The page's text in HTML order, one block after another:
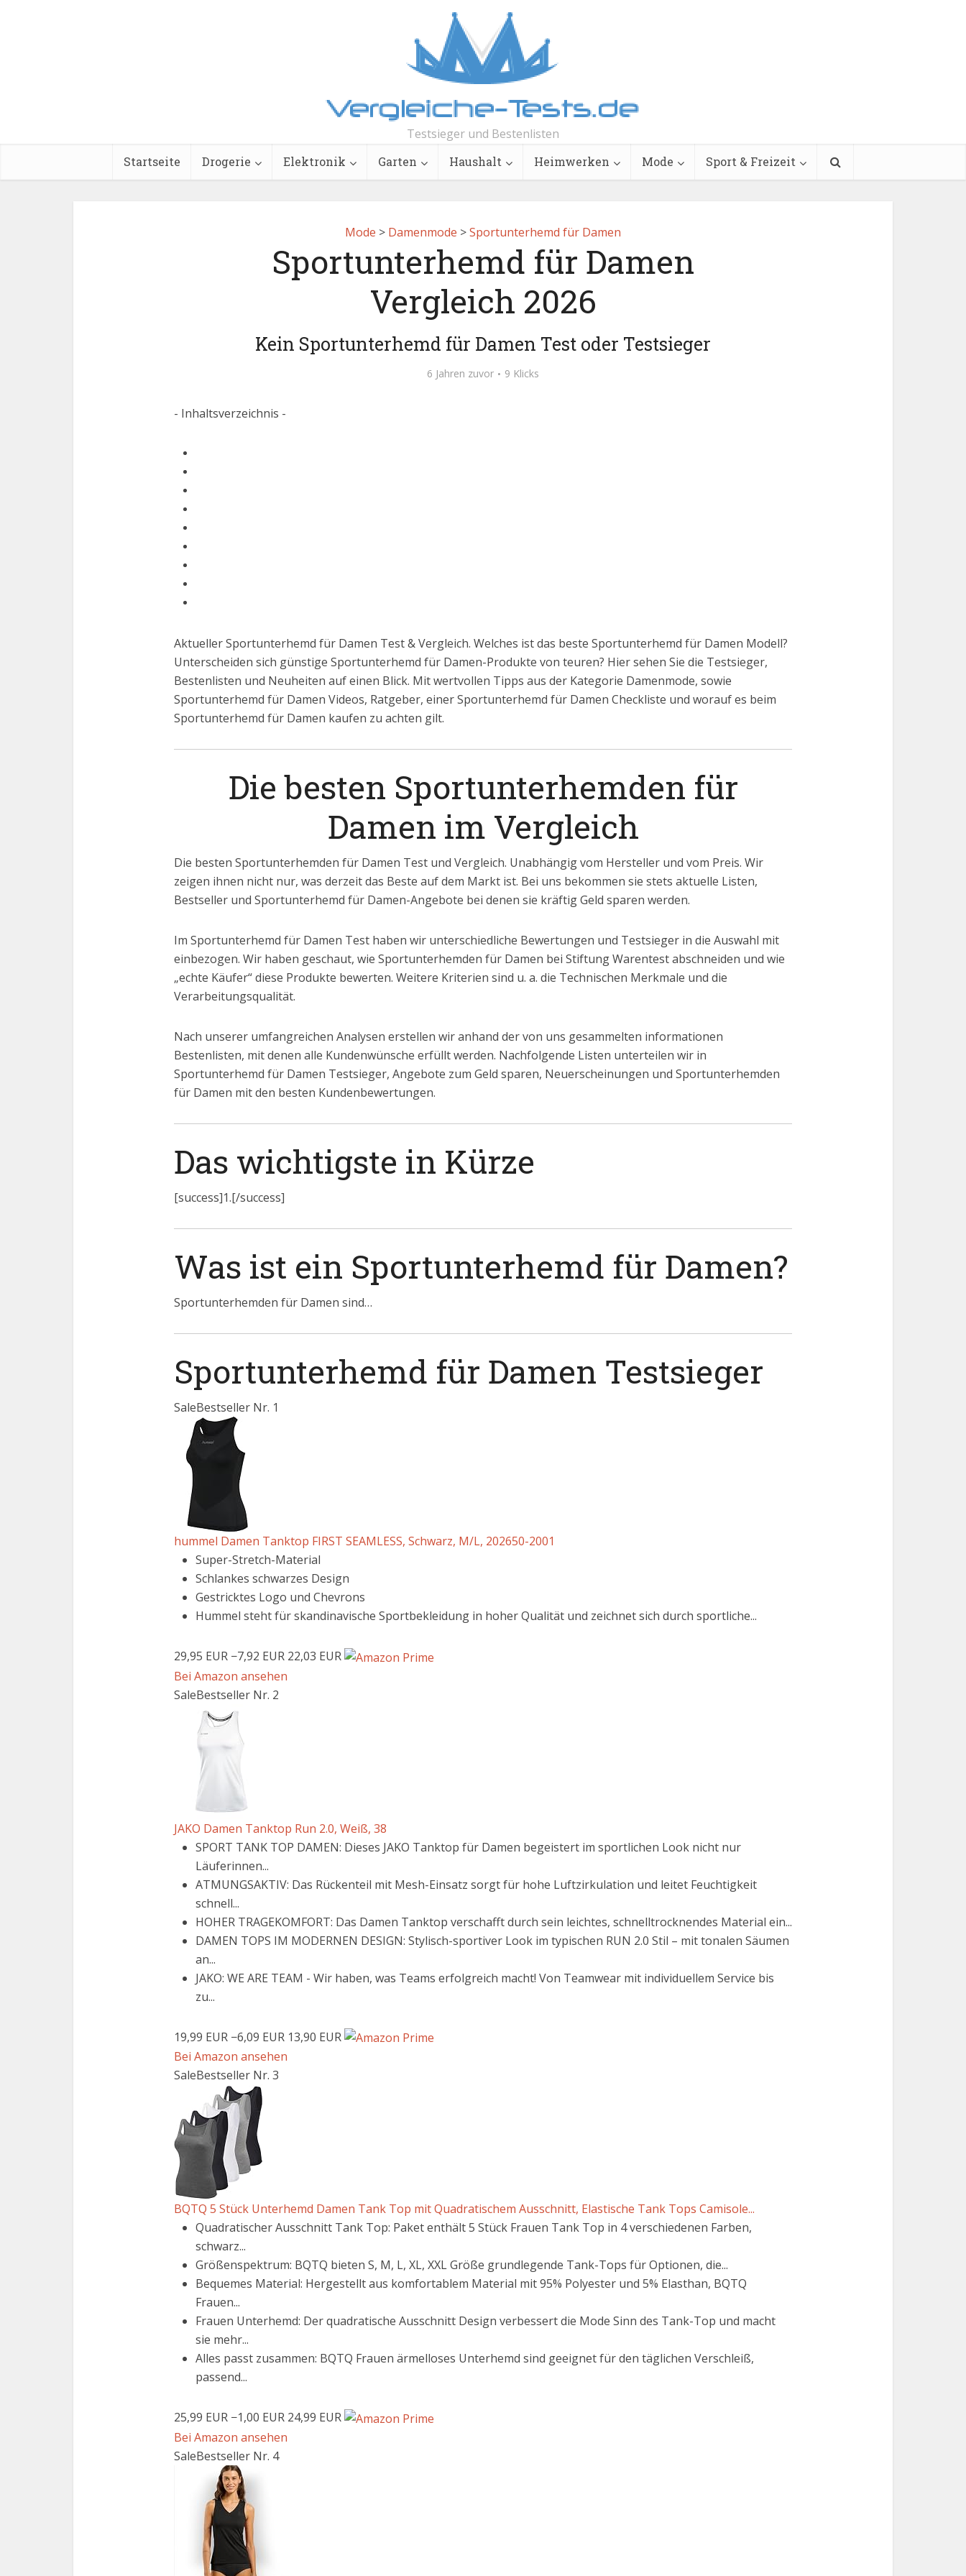
Testsieger und Bestenlisten
Startseite Drogerie Elektronik Garten Haushalt Heimwerken Mode Sport & Freizeit
Mode > Damenmode >Sportunterhemd für Damen
Sportunterhemd für Damen
Vergleich 2026
Kein Sportunterhemd für Damen Test oder Testsieger
6 Jahren zuvor 9 Klicks
- Inhaltsverzeichnis -
Aktueller Sportunterhemd für Damen Test & Vergleich. Welches ist das beste Sportunterhemd für Damen Modell?
Unterscheiden sich günstige Sportunterhemd für Damen-Produkte von teuren? Hier sehen Sie die Testsieger,
Bestenlisten und Neuheiten auf einen Blick. Mit wertvollen Tipps aus der Kategorie Damenmode, sowie
Sportunterhemd für Damen Videos, Ratgeber, einer Sportunterhemd für Damen Checkliste und worauf es beim
Sportunterhemd für Damen kaufen zu achten gilt.
Die besten Sportunterhemden für
Damen im Vergleich
Die besten Sportunterhemden für Damen Test und Vergleich. Unabhängig vom Hersteller und vom Preis. Wir
zeigen ihnen nicht nur, was derzeit das Beste auf dem Markt ist. Bei uns bekommen sie stets aktuelle Listen,
Bestseller und Sportunterhemd für Damen-Angebote bei denen sie kräftig Geld sparen werden.
Im Sportunterhemd für Damen Test haben wir unterschiedliche Bewertungen und Testsieger in die Auswahl mit
einbezogen. Wir haben geschaut, wie Sportunterhemden für Damen bei Stiftung Warentest abschneiden und wie
„echte Käufer“ diese Produkte bewerten. Weitere Kriterien sind u. a. die Technischen Merkmale und die
Verarbeitungsqualität.
Nach unserer umfangreichen Analysen erstellen wir anhand der von uns gesammelten informationen
Bestenlisten, mit denen alle Kundenwünsche erfüllt werden. Nachfolgende Listen unterteilen wir in
Sportunterhemd für Damen Testsieger, Angebote zum Geld sparen, Neuerscheinungen und Sportunterhemden
für Damen mit den besten Kundenbewertungen.
Das wichtigste in Kürze
[success]1.[/success]
Was ist ein Sportunterhemd für Damen?
Sportunterhemden für Damen sind…
Sportunterhemd für Damen Testsieger
SaleBestseller Nr. 1
hummel Damen Tanktop FIRST SEAMLESS, Schwarz, M/L, 202650-2001
Super-Stretch-Material
Schlankes schwarzes Design
Gestricktes Logo und Chevrons
Hummel steht für skandinavische Sportbekleidung in hoher Qualität und zeichnet sich durch sportliche...
29,95 EUR −7,92 EUR 22,03 EUR
Bei Amazon ansehen
SaleBestseller Nr. 2
JAKO Damen Tanktop Run 2.0, Weiß, 38
SPORT TANK TOP DAMEN: Dieses JAKO Tanktop für Damen begeistert im sportlichen Look nicht nur
Läuferinnen...
ATMUNGSAKTIV: Das Rückenteil mit Mesh-Einsatz sorgt für hohe Luftzirkulation und leitet Feuchtigkeit
schnell...
HOHER TRAGEKOMFORT: Das Damen Tanktop verschafft durch sein leichtes, schnelltrocknendes Material ein...
DAMEN TOPS IM MODERNEN DESIGN: Stylisch-sportiver Look im typischen RUN 2.0 Stil – mit tonalen Säumen
an...
JAKO: WE ARE TEAM - Wir haben, was Teams erfolgreich macht! Von Teamwear mit individuellem Service bis
zu...
19,99 EUR −6,09 EUR 13,90 EUR
Bei Amazon ansehen
SaleBestseller Nr. 3
BQTQ 5 Stück Unterhemd Damen Tank Top mit Quadratischem Ausschnitt, Elastische Tank Tops Camisole...
Quadratischer Ausschnitt Tank Top: Paket enthält 5 Stück Frauen Tank Top in 4 verschiedenen Farben,
schwarz...
Größenspektrum: BQTQ bieten S, M, L, XL, XXL Größe grundlegende Tank-Tops für Optionen, die...
Bequemes Material: Hergestellt aus komfortablem Material mit 95% Polyester und 5% Elasthan, BQTQ
Frauen...
Frauen Unterhemd: Der quadratische Ausschnitt Design verbessert die Mode Sinn des Tank-Top und macht
sie mehr...
Alles passt zusammen: BQTQ Frauen ärmelloses Unterhemd sind geeignet für den täglichen Verschleiß,
passend...
25,99 EUR −1,00 EUR 24,99 EUR
Bei Amazon ansehen
SaleBestseller Nr. 4